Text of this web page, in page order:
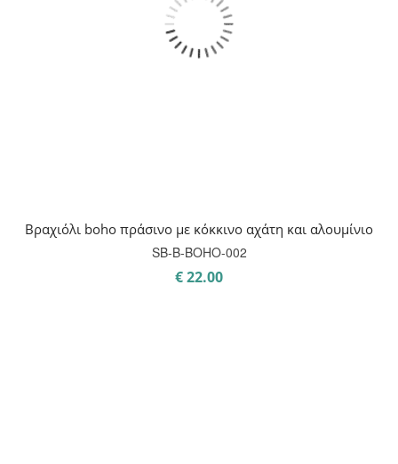
Βραχιόλι boho πράσινο με κόκκινο αχάτη και αλουμίνιο
SB-B-BOHO-002
€22.00